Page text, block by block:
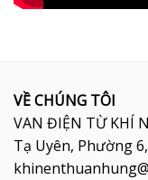
VỀ CHÚNG TÔI
VAN ĐIỆN TỪ KHÍ
Tạ Uyên, Phường